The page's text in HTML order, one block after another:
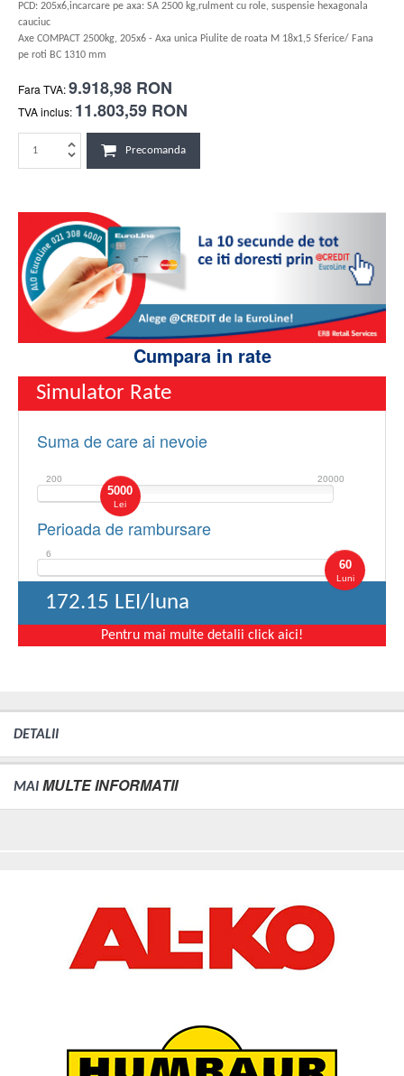
PCD: 205x6,incarcare pe axa: SA 2500 kg,rulment cu role, suspensie hexagonala
cauciuc
Axe COMPACT 2500kg, 205x6 - Axa unica Piulite de roata M 18x1,5 Sferice/ Fana
pe roti BC 1310 mm
Fara TVA:9.918,98 RON
TVA inclus: 11.803,59 RON
Precomanda
Cumpara in rate
Simulator Rate
Suma de care ai nevoie
5000
Lei
200 20000
Perioada de rambursare
60
Luni
6 60
172.15 LEI/luna
Pentru mai multe detalii click aici!
DETALII
MAI MULTE INFORMATII